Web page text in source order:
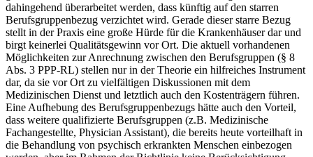
dahingehend überarbeitet werden, dass künftig auf den starren
Berufsgruppenbezug verzichtet wird. Gerade dieser starre Bezug
stellt in der Praxis eine große Hürde für die Krankenhäuser dar und
birgt keinerlei Qualitätsgewinn vor Ort. Die aktuell vorhandenen
Möglichkeiten zur Anrechnung zwischen den Berufsgruppen (§ 8
Abs. 3 PPP-RL) stellen nur in der Theorie ein hilfreiches Instrument
dar, da sie vor Ort zu vielfältigen Diskussionen mit dem
Medizinischen Dienst und letztlich auch den Kostenträgern führen.
Eine Aufhebung des Berufsgruppenbezugs hätte auch den Vorteil,
dass weitere qualifizierte Berufsgruppen (z.B. Medizinische
Fachangestellte, Physician Assistant), die bereits heute vorteilhaft in
die Behandlung von psychisch erkrankten Menschen einbezogen